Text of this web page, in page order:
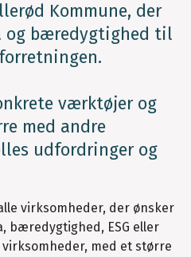
Kommune, der
og bæredygtighed til
værktøjer og
med andre
udfordringer og
virksomheder, der ønsker
bæredygtighed, ESG eller
med et større